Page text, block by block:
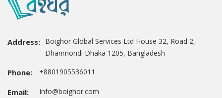
Address: Boighor Global Services Ltd House 32, Road 2,
Dhanmondi Dhaka 1205, Bangladesh
Phone: +8801905536011
Email: info@boighor.com